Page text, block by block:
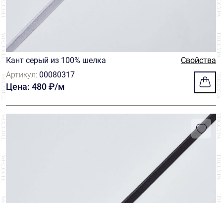
Кант серый из 100% шелка
Свойства
Артикул: 00080317
Цена: 480 ₽/м